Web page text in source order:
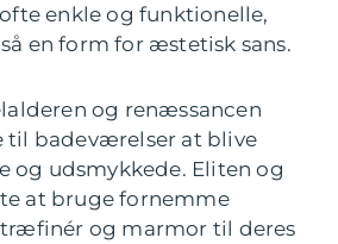
ofte enkle og funktionelle,
en form for æstetisk sans.
og renæssancen
til badeværelser at blive
og udsmykkede. Eliten og
at bruge fornemme
og marmor til deres